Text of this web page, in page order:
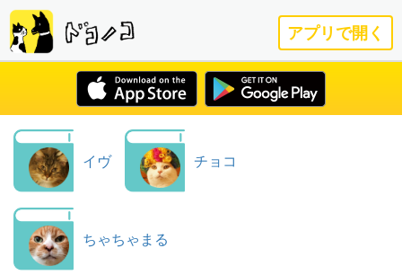
アプリで開く
イヴ チョコ
ちゃちゃまる